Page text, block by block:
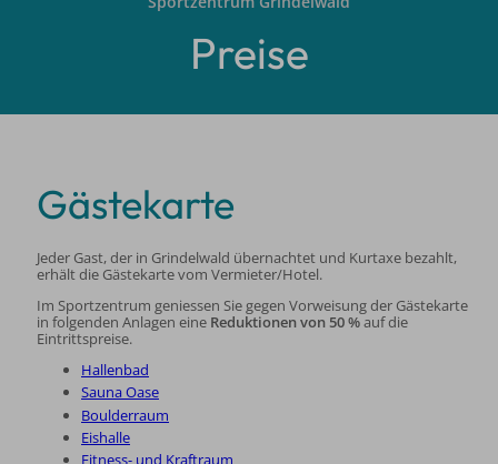
Preise
Gästekarte
Jeder Gast, der in Grindelwald übernachtet und Kurtaxe bezahlt,
erhält die Gästekarte vom Vermieter/Hotel.
Im Sportzentrum geniessen Sie gegen Vorweisung der Gästekarte
in folgenden Anlagen eine Reduktionen von 50 %auf die
Eintrittspreise.
Hallenbad
Sauna Oase
Boulderraum
Eishalle
Fitness- und Kraftraum